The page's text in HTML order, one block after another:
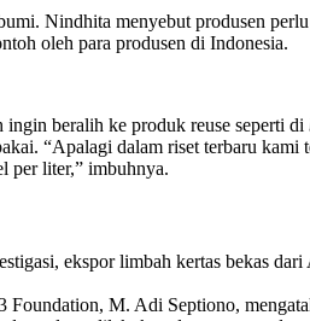
Nindhita menyebut produsen
oleh para produsen di Indonesia.
beralih ke produk reuse seperti di
“Apalagi dalam riset terbaru
per liter,” imbuhnya.
ekspor limbah kertas bekas
M. Adi Septiono,